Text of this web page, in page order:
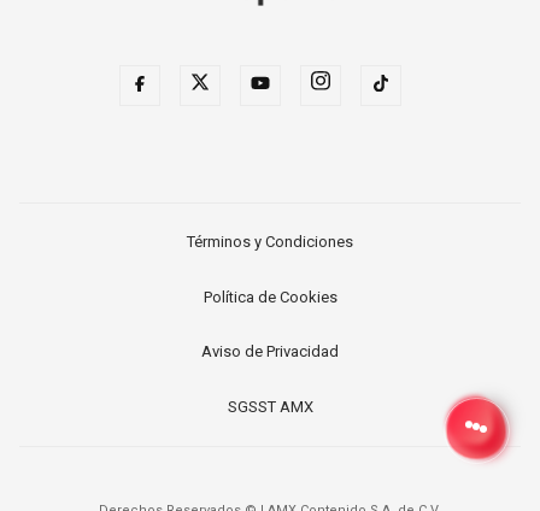
Términos y Condiciones
Política de Cookies
Aviso de Privacidad
SGSST AMX